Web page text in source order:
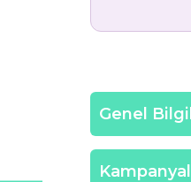
Genel